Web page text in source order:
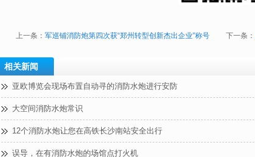
上一条： 军巡铺消防炮第四次获“郑州转型创新杰出企业”称号 下一条：
相关新闻
亚欧博览会现场布置自动寻的消防水炮进行安防
大空间消防水炮常识
12个消防水炮让您在高铁长沙南站安全出行
误导，在有消防水炮的场馆点打火机